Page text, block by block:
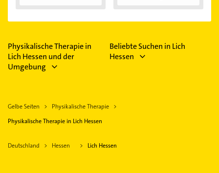
Physikalische Therapie in
Lich Hessen und der
Umgebung
Beliebte Suchen in Lich
Hessen
Gelbe Seiten
Physikalische Therapie
Physikalische Therapie in Lich Hessen
Deutschland Hessen Lich Hessen